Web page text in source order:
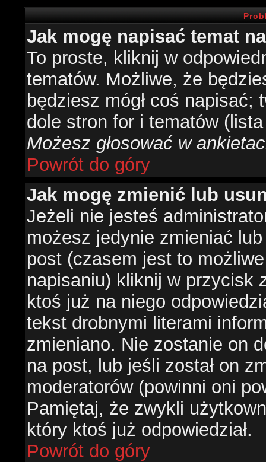
Jak mogę napisać temat
To proste, kliknij w
tematów. Możliwe, że
będziesz mógł coś
dole stron for i tematów
Możesz głosować w
Powrót do góry
Jak mogę zmienić lub
Jeżeli nie jesteś
możesz jedynie zmieniać
post (czasem jest to
napisaniu) kliknij w przycisk
ktoś już na niego
tekst drobnymi literami
zmieniano. Nie zostanie on
na post, lub jeśli został on
moderatorów (powinni oni
Pamiętaj, że zwykli
który ktoś już odpowiedział.
Powrót do góry